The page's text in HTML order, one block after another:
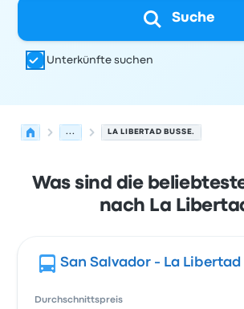
Suche
Unterkünfte suchen
... LA LIBERTAD BUSSE.
Was sind die
nach La
San Salvador - La Libertad
Durchschnittspreis